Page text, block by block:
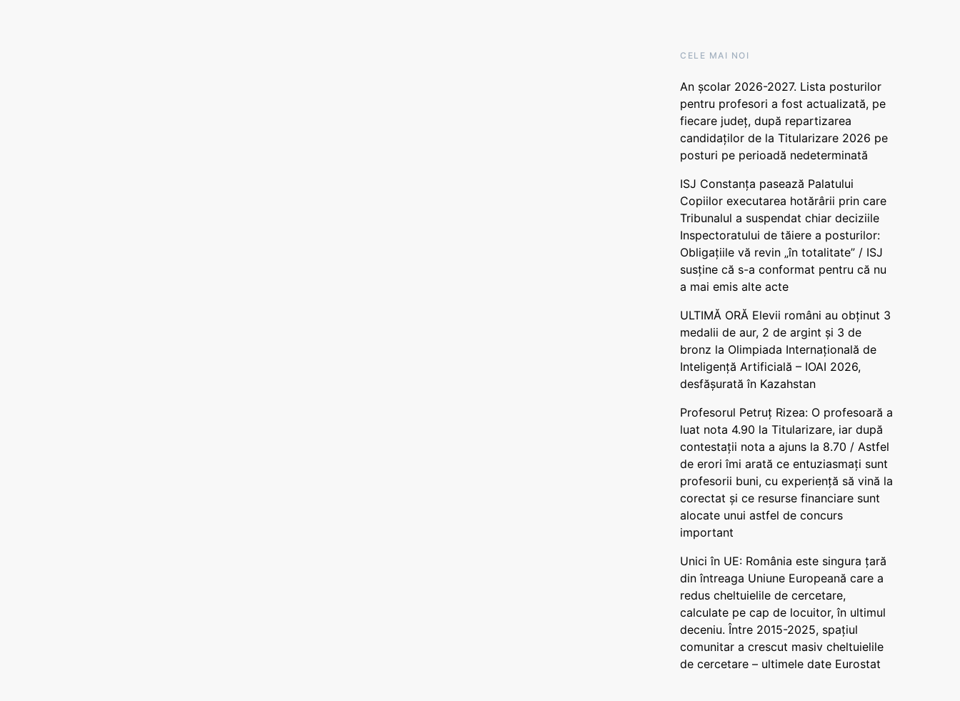
CELE MAI NOI
An școlar 2026-2027. Lista posturilor
pentru profesori a fost actualizată, pe
fiecare județ, după repartizarea
candidaților de la Titularizare 2026 pe
posturi pe perioadă nedeterminată
ISJ Constanța pasează Palatului
Copiilor executarea hotărârii prin care
Tribunalul a suspendat chiar deciziile
Inspectoratului de tăiere a posturilor:
Obligațiile vă revin „în totalitate” / ISJ
susține că s-a conformat pentru că nu
a mai emis alte acte
ULTIMĂ ORĂ Elevii români au obținut 3
medalii de aur, 2 de argint și 3 de
bronz la Olimpiada Internațională de
Inteligență Artificială – IOAI 2026,
desfășurată în Kazahstan
Profesorul Petruț Rizea: O profesoară a
luat nota 4.90 la Titularizare, iar după
contestații nota a ajuns la 8.70 / Astfel
de erori îmi arată ce entuziasmați sunt
profesorii buni, cu experiență să vină la
corectat și ce resurse financiare sunt
alocate unui astfel de concurs
important
Unici în UE: România este singura țară
din întreaga Uniune Europeană care a
redus cheltuielile de cercetare,
calculate pe cap de locuitor, în ultimul
deceniu. Între 2015-2025, spațiul
comunitar a crescut masiv cheltuielile
de cercetare – ultimele date Eurostat